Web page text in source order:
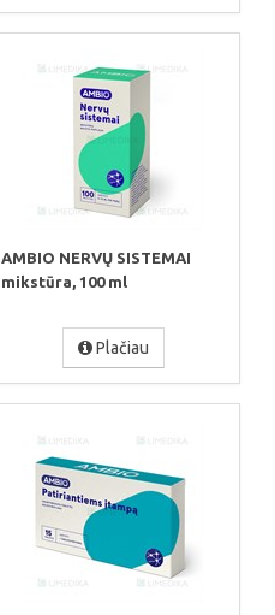
AMBIO NERVŲ SISTEMAI
mikstūra, 100 ml
Plačiau